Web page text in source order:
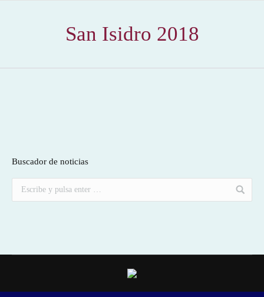
San Isidro 2018
Buscador de noticias